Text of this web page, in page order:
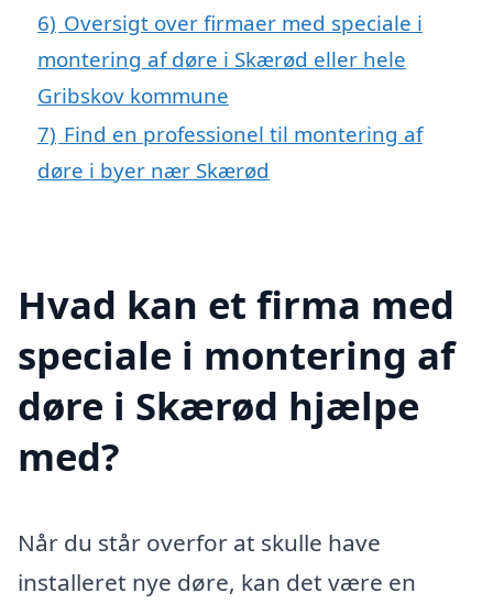
6) Oversigt over firmaer med speciale i
montering af døre i Skærød eller hele
Gribskov kommune
7) Find en professionel til montering af
døre i byer nær Skærød
Hvad kan et firma med
speciale i montering af
døre i Skærød hjælpe
med?
Når du står overfor at skulle have
installeret nye døre, kan det være en